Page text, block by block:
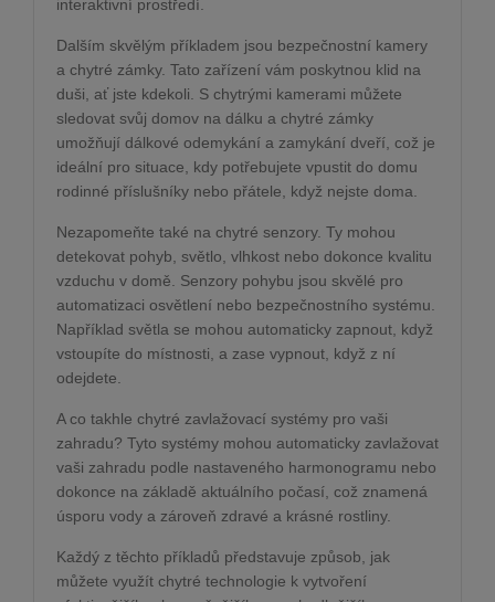
interaktivní prostředí.
Dalším skvělým příkladem jsou bezpečnostní kamery
a chytré zámky. Tato zařízení vám poskytnou klid na
duši, ať jste kdekoli. S chytrými kamerami můžete
sledovat svůj domov na dálku a chytré zámky
umožňují dálkové odemykání a zamykání dveří, což je
ideální pro situace, kdy potřebujete vpustit do domu
rodinné příslušníky nebo přátele, když nejste doma.
Nezapomeňte také na chytré senzory. Ty mohou
detekovat pohyb, světlo, vlhkost nebo dokonce kvalitu
vzduchu v domě. Senzory pohybu jsou skvělé pro
automatizaci osvětlení nebo bezpečnostního systému.
Například světla se mohou automaticky zapnout, když
vstoupíte do místnosti, a zase vypnout, když z ní
odejdete.
A co takhle chytré zavlažovací systémy pro vaši
zahradu? Tyto systémy mohou automaticky zavlažovat
vaši zahradu podle nastaveného harmonogramu nebo
dokonce na základě aktuálního počasí, což znamená
úsporu vody a zároveň zdravé a krásné rostliny.
Každý z těchto příkladů představuje způsob, jak
můžete využít chytré technologie k vytvoření